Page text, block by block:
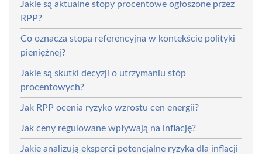
Jakie są aktualne stopy procentowe ogłoszone przez
RPP?
Co oznacza stopa referencyjna w kontekście polityki
pieniężnej?
Jakie są skutki decyzji o utrzymaniu stóp
procentowych?
Jak RPP ocenia ryzyko wzrostu cen energii?
Jak ceny regulowane wpływają na inflację?
Jakie analizują eksperci potencjalne ryzyka dla inflacji